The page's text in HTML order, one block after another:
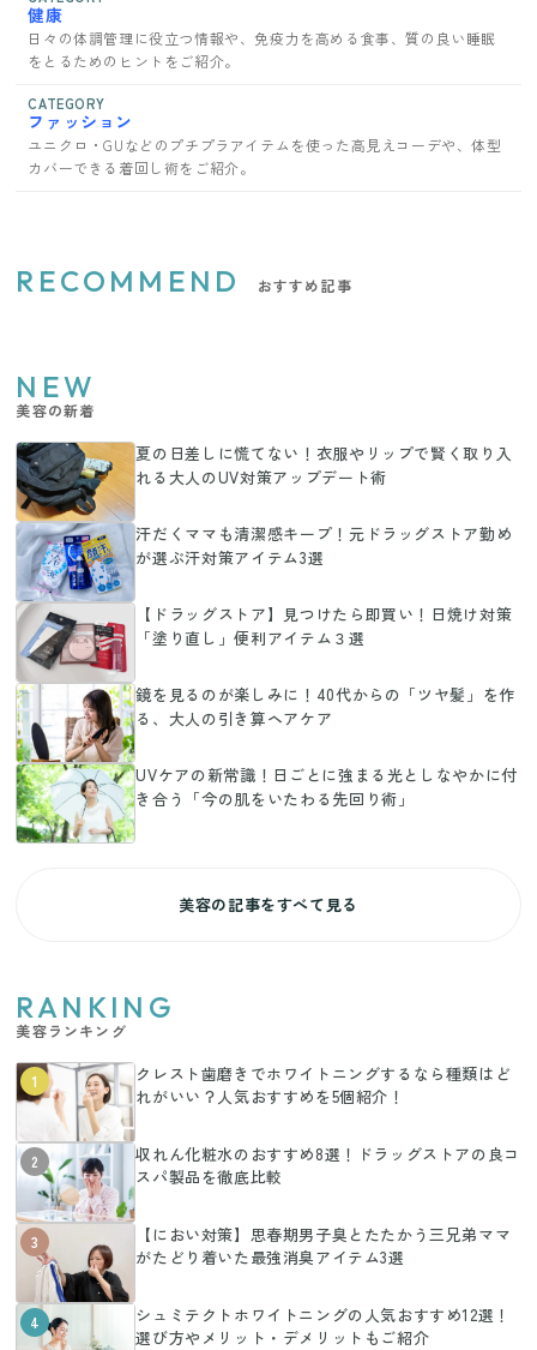
健康
日々の体調管理に役立つ情報や、免疫力を高める食事、質の良い睡眠
をとるためのヒントをご紹介。
CATEGORY
ファッション
ユニクロ・GUなどのプチプラアイテムを使った高見えコーデや、体型
カバーできる着回し術をご紹介。
RECOMMEND おすすめ記事
NEW
美容の新着
夏の日差しに慌てない！衣服やリップで賢く取り入
れる大人のUV対策アップデート術
汗だくママも清潔感キープ！元ドラッグストア勤め
が選ぶ汗対策アイテム3選
【ドラッグストア】見つけたら即買い！日焼け対策
「塗り直し」便利アイテム３選
鏡を見るのが楽しみに！40代からの「ツヤ髪」を作
る、大人の引き算ヘアケア
UVケアの新常識！日ごとに強まる光としなやかに付
き合う「今の肌をいたわる先回り術」
美容の記事をすべて見る
RANKING
美容ランキング
1
クレスト歯磨きでホワイトニングするなら種類はど
れがいい？人気おすすめを5個紹介！
2
収れん化粧水のおすすめ8選！ドラッグストアの良コ
スパ製品を徹底比較
3
【におい対策】思春期男子臭とたたかう三兄弟ママ
がたどり着いた最強消臭アイテム3選
4
シュミテクトホワイトニングの人気おすすめ12選！
選び方やメリット・デメリットもご紹介